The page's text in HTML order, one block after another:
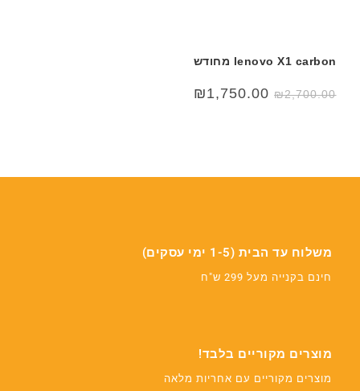
lenovo X1 carbon מחודש
₪2,700.00
המחיר
המקורי
₪1,750.00
המחיר
הנוכחי
משלוח עד הבית (1-5 ימי עסקים)
חינם בקנייה מעל 299 ש"ח
מוצרים מקוריים בלבד!
מוצרים מקוריים עם אחריות מלאה